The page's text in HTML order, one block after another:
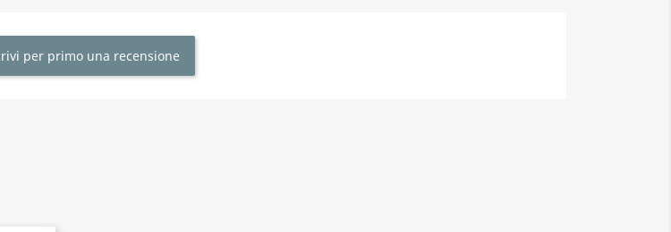
per primo una recensione